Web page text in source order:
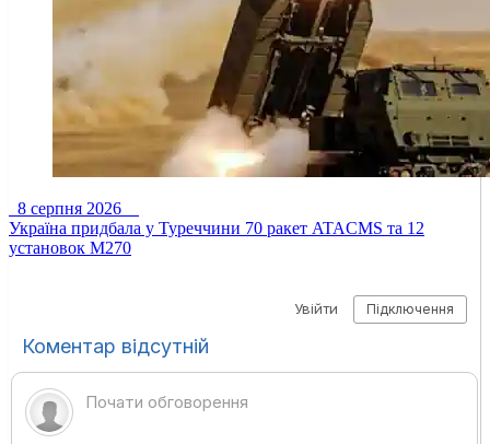
8 серпня 2026
Україна придбала у Туреччини 70 ракет ATACMS та 12
установок M270